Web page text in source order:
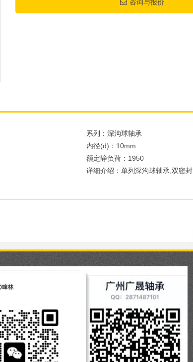
咨询与报价
系列：深沟球轴承
内径(d)：10mm
额定静负荷：1950
详细介绍：单列深沟球轴承,双密封